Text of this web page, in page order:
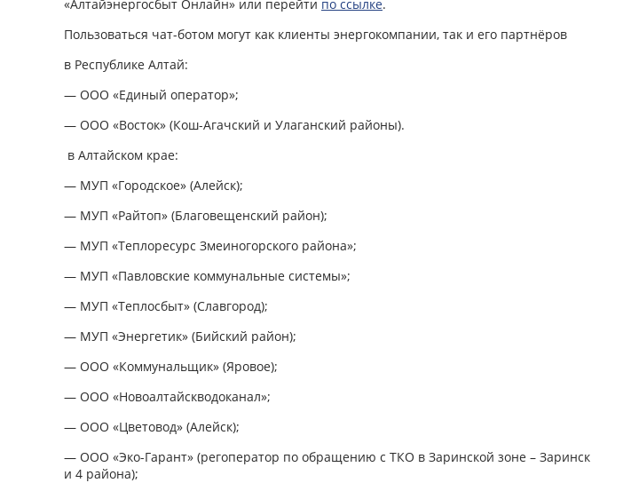
«Алтайэнергосбыт Онлайн» или перейти по ссылке.
Пользоваться чат-ботом могут как клиенты энергокомпании, так и его партнёров
в Республике Алтай:
— ООО «Единый оператор»;
— ООО «Восток» (Кош-Агачский и Улаганский районы).
в Алтайском крае:
— МУП «Городское» (Алейск);
— МУП «Райтоп» (Благовещенский район);
— МУП «Теплоресурс Змеиногорского района»;
— МУП «Павловские коммунальные системы»;
— МУП «Теплосбыт» (Славгород);
— МУП «Энергетик» (Бийский район);
— ООО «Коммунальщик» (Яровое);
— ООО «Новоалтайскводоканал»;
— ООО «Цветовод» (Алейск);
— ООО «Эко-Гарант» (регоператор по обращению с ТКО в Заринской зоне – Заринск
и 4 района);